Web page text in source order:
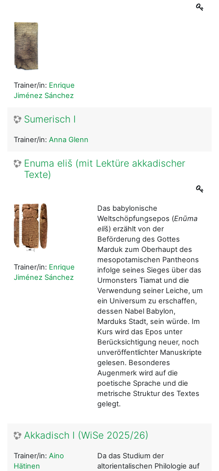
Trainer/in: Enrique
Jiménez Sánchez
Sumerisch I
Trainer/in: Anna Glenn
Enuma eliš (mit Lektüre akkadischer
Texte)
Das babylonische
Weltschöpfungsepos (Enūma
eliš) erzählt von der
Beförderung des Gottes
Marduk zum Oberhaupt des
mesopotamischen Pantheons
infolge seines Sieges über das
Urmonsters Tiamat und die
Verwendung seiner Leiche, um
ein Universum zu erschaffen,
dessen Nabel Babylon,
Marduks Stadt, sein würde. Im
Kurs wird das Epos unter
Berücksichtigung neuer, noch
unveröffentlichter Manuskripte
gelesen. Besonderes
Augenmerk wird auf die
poetische Sprache und die
metrische Struktur des Textes
gelegt.
Trainer/in: Enrique
Jiménez Sánchez
Akkadisch I (WiSe 2025/26)
Da das Studium der
altorientalischen Philologie auf
Trainer/in: Aino
Hätinen